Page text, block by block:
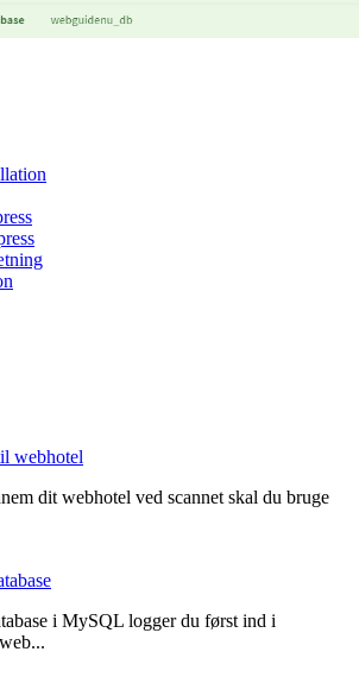
webhotel
dit webhotel ved scannet skal du bruge
i MySQL logger du først ind i